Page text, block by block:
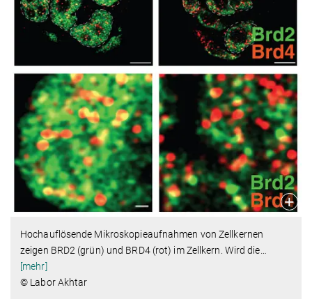
Hochauflösende Mikroskopieaufnahmen von Zellkernen
zeigen BRD2 (grün) und BRD4 (rot) im Zellkern. Wird die
[mehr]
© Labor Akhtar